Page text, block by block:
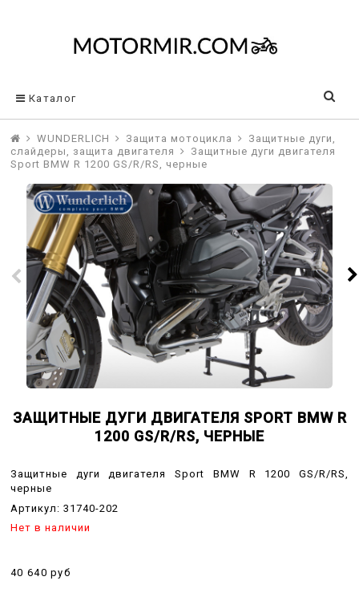
Каталог
WUNDERLICH Защита мотоцикла
Защитные дуги,
слайдеры, защита двигателя
Защитные дуги двигателя
Sport BMW R 1200 GS/R/RS, черные
ЗАЩИТНЫЕ ДУГИ ДВИГАТЕЛЯ SPORT BMW R
1200 GS/R/RS, ЧЕРНЫЕ
Защитные дуги двигателя Sport BMW R 1200 GS/R/RS,
черные
Артикул: 31740-202
Нет в наличии
40 640 руб